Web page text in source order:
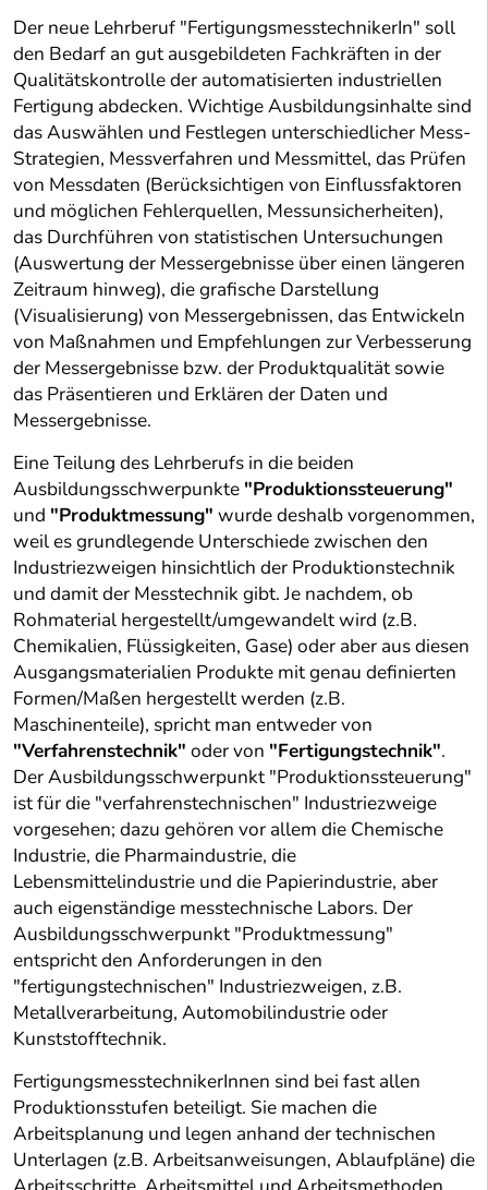
Der neue Lehrberuf "FertigungsmesstechnikerIn" soll
den Bedarf an gut ausgebildeten Fachkräften in der
Qualitätskontrolle der automatisierten industriellen
Fertigung abdecken. Wichtige Ausbildungsinhalte sind
das Auswählen und Festlegen unterschiedlicher Mess-
Strategien, Messverfahren und Messmittel, das Prüfen
von Messdaten (Berücksichtigen von Einflussfaktoren
und möglichen Fehlerquellen, Messunsicherheiten),
das Durchführen von statistischen Untersuchungen
(Auswertung der Messergebnisse über einen längeren
Zeitraum hinweg), die grafische Darstellung
(Visualisierung) von Messergebnissen, das Entwickeln
von Maßnahmen und Empfehlungen zur Verbesserung
der Messergebnisse bzw. der Produktqualität sowie
das Präsentieren und Erklären der Daten und
Messergebnisse.
Eine Teilung des Lehrberufs in die beiden
Ausbildungsschwerpunkte "Produktionssteuerung"
und "Produktmessung" wurde deshalb vorgenommen,
weil es grundlegende Unterschiede zwischen den
Industriezweigen hinsichtlich der Produktionstechnik
und damit der Messtechnik gibt. Je nachdem, ob
Rohmaterial hergestellt/umgewandelt wird (z.B.
Chemikalien, Flüssigkeiten, Gase) oder aber aus diesen
Ausgangsmaterialien Produkte mit genau definierten
Formen/Maßen hergestellt werden (z.B.
Maschinenteile), spricht man entweder von
"Verfahrenstechnik" oder von "Fertigungstechnik".
Der Ausbildungsschwerpunkt "Produktionssteuerung"
ist für die "verfahrenstechnischen" Industriezweige
vorgesehen; dazu gehören vor allem die Chemische
Industrie, die Pharmaindustrie, die
Lebensmittelindustrie und die Papierindustrie, aber
auch eigenständige messtechnische Labors. Der
Ausbildungsschwerpunkt "Produktmessung"
entspricht den Anforderungen in den
"fertigungstechnischen" Industriezweigen, z.B.
Metallverarbeitung, Automobilindustrie oder
Kunststofftechnik.
FertigungsmesstechnikerInnen sind bei fast allen
Produktionsstufen beteiligt. Sie machen die
Arbeitsplanung und legen anhand der technischen
Unterlagen (z.B. Arbeitsanweisungen, Ablaufpläne) die